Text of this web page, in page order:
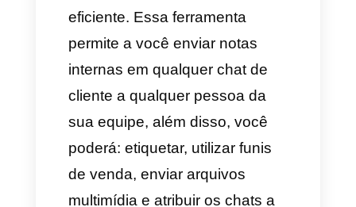
personalizar as campanhas de
leads ou rubro e ver estatísticas
personalizadas por team,
usuário e tempos de resposta.
Automatização em grande